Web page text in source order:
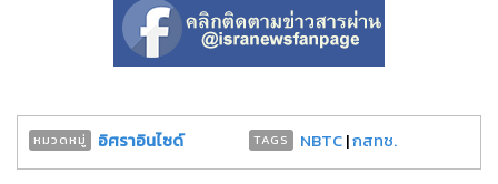
หมวดหมู่ อิศราอินไซด์ TAGS NBTC|กสทช.